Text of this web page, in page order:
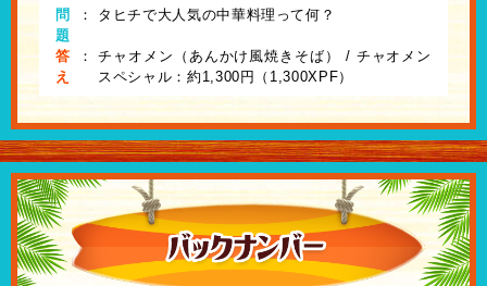
問
題
： タヒチで大人気の中華料理って何？
答
え
： チャオメン（あんかけ風焼きそば） / チャオメン
スペシャル：約1,300円（1,300XPF）